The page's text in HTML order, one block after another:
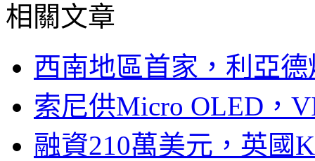
相關文章
西南地區首家，利亞
索尼供Micro OLED，
融資210萬美元，英國